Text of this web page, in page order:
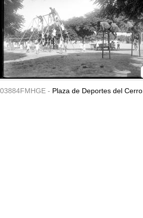
03884FMHGE - Plaza de Deportes del Cerro.